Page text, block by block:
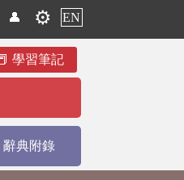
👤 ⚙️ EN
學習筆記
辭典附錄